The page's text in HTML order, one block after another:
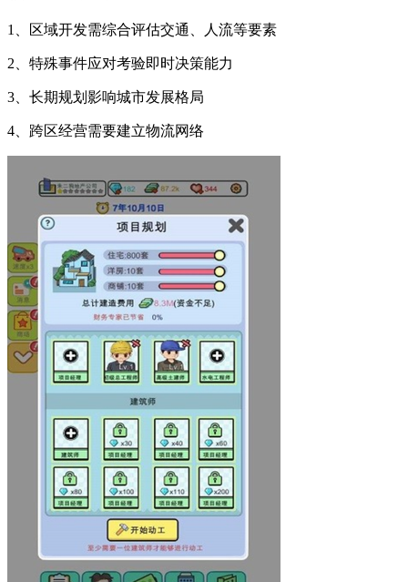
1、区域开发需综合评估交通、人流等要素
2、特殊事件应对考验即时决策能力
3、长期规划影响城市发展格局
4、跨区经营需要建立物流网络